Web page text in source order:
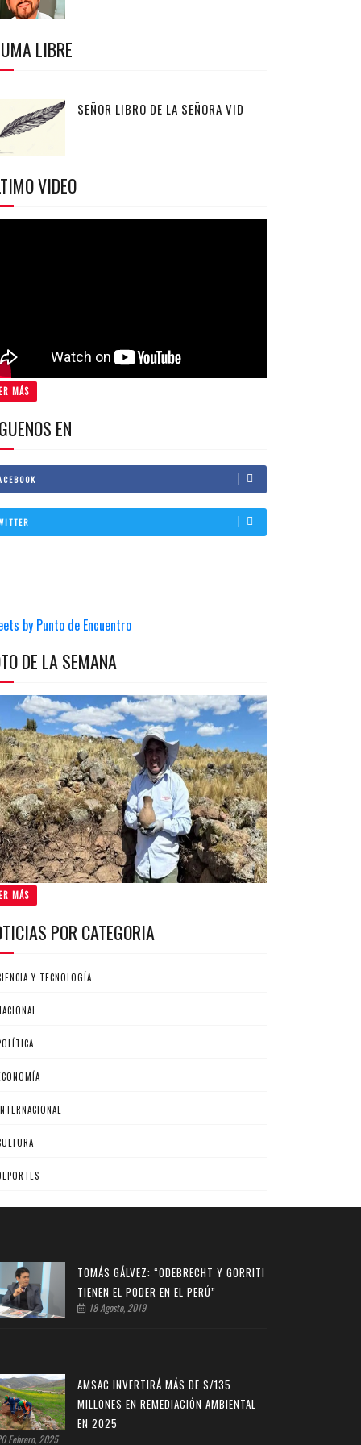
LIBRE
SEÑOR LIBRO DE LA SEÑORA VID
VIDEO
MÁS
EN
by Punto de Encuentro
DE LA SEMANA
MÁS
POR CATEGORIA
Y TECNOLOGÍA
TOMÁS GÁLVEZ: “ODEBRECHT Y GORRITI
TIENEN EL PODER EN EL PERÚ”
18 Agosto, 2019
AMSAC INVERTIRÁ MÁS DE S/135
MILLONES EN REMEDIACIÓN AMBIENTAL
EN 2025
Febrero, 2025